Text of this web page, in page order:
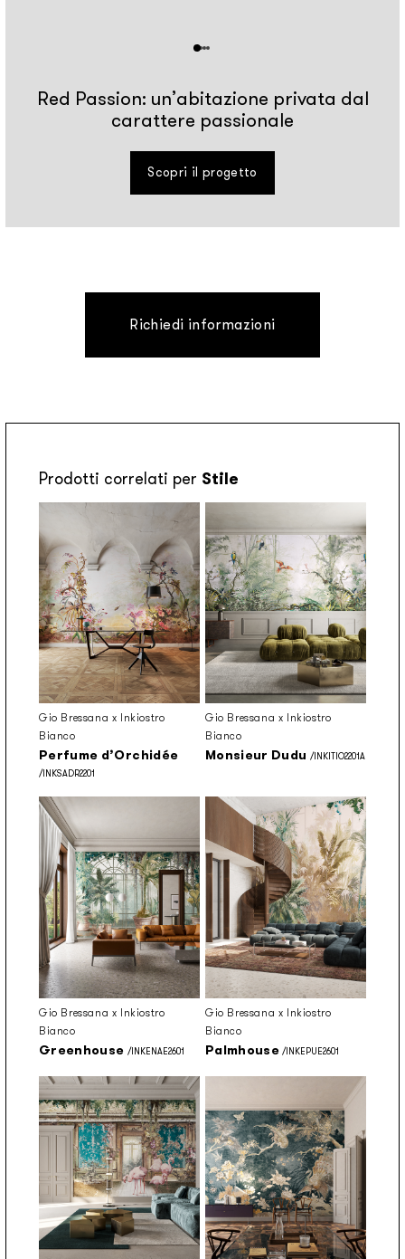
Red Passion: un’abitazione privata dal
carattere passionale
Scopri il progetto
Richiedi informazioni
Prodotti correlati per Stile
Gio Bressana x Inkiostro
Bianco
Perfume d’Orchidée
/INKSADR2201
Gio Bressana x Inkiostro
Bianco
Monsieur Dudu /INKITIO2201A
Gio Bressana x Inkiostro
Bianco
Greenhouse /INKENAE2601
Gio Bressana x Inkiostro
Bianco
Palmhouse /INKEPUE2601